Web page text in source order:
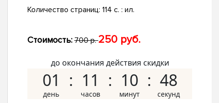
Количество страниц: 114 с. : ил.
Стоимость: 700 р.250 руб.
до окончания действия скидки
01 11 10 47